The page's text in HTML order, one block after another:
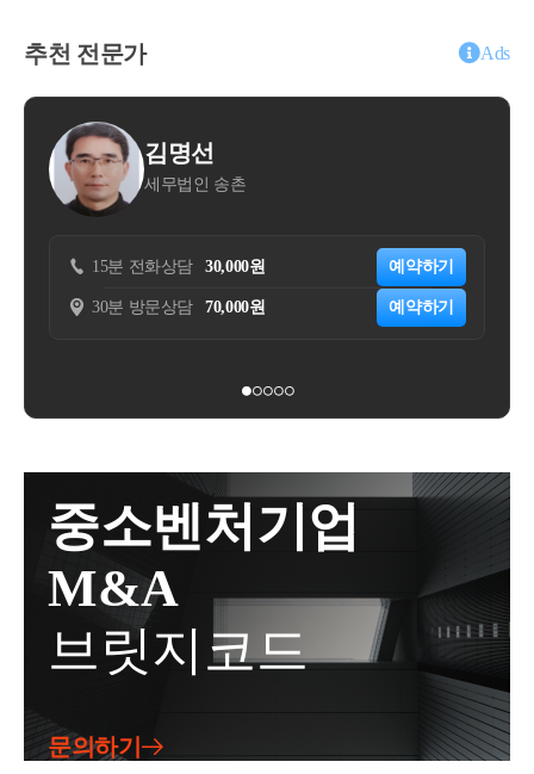
세만 적용됩니다★상속 공제 종합한도 적용 대상 상속
종합 한도 적용 대상이 아닙니다. 5백만 원 범위 내에
서 공제가 가능합니다.①기초 공제②가업 상속 공제③
영농 상속 공제④배우자 상속 공제⑤ 그 밖의 인적공
⑨동거주택상속공제이상입니다!취득세 양도세 상속
세 증여세 관련 문의사항이나 신고업무 의뢰에 관련해
서 궁금하신 것은 아래의 네이버 엑스퍼트를 이용해서
가치세등에 대해서 문의해주시면 신속,정확하게 친절
히 설명해드리겠습니다.naver.mehttps://open.kakao.com/
o/gL55goKd자연세무회계 컨설팅 양도/상속/ 증여 상담
방자연세무회계컨설팅 김주성세무사 양도/상속/증여
상담방open.kakao.com저작자 명시 필수 영리적 사용 불
가 내용 변경 불가태그#강서구상속세전문세무사#마
곡상속세전문세무사#상속세전문세무사#강남상속세
전문세무사#강서구양도세전문세무사#마곡양도세전
문세무사#강서구증여세전문세무사#마곡증여세전문
세무사#부천김포일산상속세전문세무사 태그수정
택 40%, 유주택 0%, 대출한도 6억 원 이하☞15억 원 이
대출은 현행 동일한 6억 원)·전세 대출: 1주택자 대출한
도 2억 원, 전세 대출 보증비율 80%, 조건부 전세 대출
금지·신용대출: 1억 원 초과 보유 차주는 1년간 규제지
도권·규제지역 내 주 담대 스트레스 금리 하한 3%로 상
향 조정·전세 대출 DSR 적용: 1주택자 수도권·규제지
역 전세 대출 이자 상환분을 DSR에 반영세제·다주택
제한 7년·재당첨 제한 10년·2년 이상 지역 거주자 우선
공급·민역 주택 가점제 적용 비율 차등 적용정비 사업·
재건축 조합원당 주택 공급수 1주택으로 제한·재건축·
재개발 조합원 지위 양도 제한기타·자금조달 계획서
및 입주계획 신고의무 있음·자금조달 계획서 및 입주
계획 신고의무 있음 추가로 증빙자료(차용증 등) 제출
의무 있음자주 묻는 질문은 ?(국토부 공지사항 발췌)이
상입니다!취득세 양도세 상속세 증여세 관련 문의사항
이나 신고업무 의뢰에 관련해서 궁금하신 것은 아래의
네이버 엑스퍼트를 이용해서 상담 주시면 친절, 신속,
여 취득한 입주자로 선정된 지위를 의미합니다.-입주
자로 선정된 지위란정비 사업조합의 조합원으로서 취
득한 지위(월 조합원의 지위, 종전 주택 시절부터 소유
하고 있던 자) 뿐만 아니라 온 조합원으로부터 취득한
지위(승계조합원의 지위, 온 조합원에게서 매매 등으
로 취득한 자)를포함합니다.-조합원입주권을 취득하면
조합원 입주권(부동산을 취득할 수 있는 권리)을 취득
한 시점과 해당 조합원입주권에 의해주택이 완공된 시
점에서 가각 취득세를 납부하시면 됩니다.구분조합원
입주권 취득 시점주택 완공 시점과세대상토지(건물은
시점에 납부해야 할 취득세는?-조합원입주권을 취득
지밖에 없다면 토지에 대한 취득세를 납부하시면 됩니
다.-양도세처럼 관리처분 인가 일을 기준으로 주택과
조합원입주권을 구분하는 것이 아니라 주택의 멸실일
기준으로 구분합니다.구분주택이 멸실되지 않은 경우
주택이 멸실된 경우취득 대상주택(종전 주택)토지(조
합원입주권)취득 원인유상취득유상취득취득세율기본
세율:1%~3%중과세율:8%,12%4%조합원 입주권으로
주택 완공 시 납부해할 취득세는?▶주택 완공 시에 유
상 취득세율이 아니라 원시 취득세율로 한 번 더 아래
와 같이 납부해야 합니다.구분재개발 사업재건축 사업
추천 전문가 Ads
명선
법인 송촌
30,000원 예약하기
70,000원 예약하기
15분 전화상담
30분 방문상담
중소벤처기업
M&A
브릿지코드
문의하기